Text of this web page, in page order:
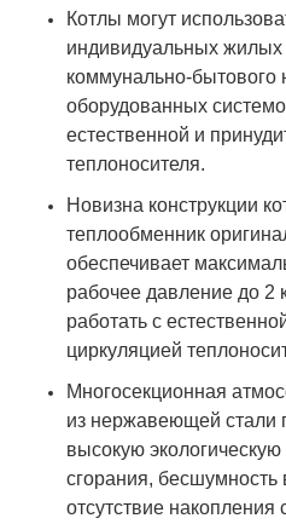
Котлы могут
индивидуальных
коммунально-бытового
оборудованных
естественной и
теплоносителя.
Новизна конструкции
теплообменник
обеспечивает
рабочее давление до 2
работать с
циркуляцией
Многосекционная
из нержавеющей стали
высокую экологическую
сгорания, бесшумность
отсутствие